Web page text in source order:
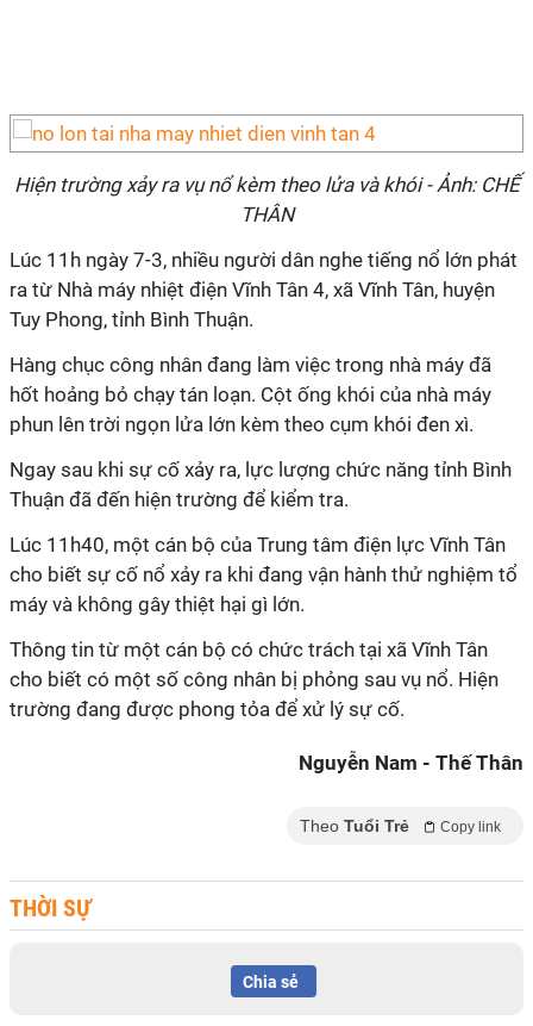
Hiện trường xảy ra vụ nổ kèm theo lửa và khói - Ảnh: CHẾ
THÂN
Lúc 11h ngày 7-3, nhiều người dân nghe tiếng nổ lớn phát
ra từ Nhà máy nhiệt điện Vĩnh Tân 4, xã Vĩnh Tân, huyện
Tuy Phong, tỉnh Bình Thuận.
Hàng chục công nhân đang làm việc trong nhà máy đã
hốt hoảng bỏ chạy tán loạn. Cột ống khói của nhà máy
phun lên trời ngọn lửa lớn kèm theo cụm khói đen xì.
Ngay sau khi sự cố xảy ra, lực lượng chức năng tỉnh Bình
Thuận đã đến hiện trường để kiểm tra.
Lúc 11h40, một cán bộ của Trung tâm điện lực Vĩnh Tân
cho biết sự cố nổ xảy ra khi đang vận hành thử nghiệm tổ
máy và không gây thiệt hại gì lớn.
Thông tin từ một cán bộ có chức trách tại xã Vĩnh Tân
cho biết có một số công nhân bị phỏng sau vụ nổ. Hiện
trường đang được phong tỏa để xử lý sự cố.
Nguyễn Nam - Thế Thân
Theo Tuổi Trẻ Copy link
THỜI SỰ
Chia sẻ